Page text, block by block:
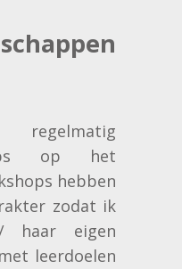
op het
hebben
zodat ik
haar eigen
leerdoelen